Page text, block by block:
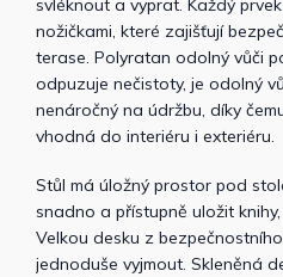
svléknout a vyprat. Každý
nožičkami, které zajišťují
terase. Polyratan odolný vůči
odpuzuje nečistoty, je odolný
nenáročný na údržbu, díky
vhodná do interiéru i exteriéru.
Stůl má úložný prostor pod
snadno a přístupně uložit
Velkou desku z
jednoduše vyjmout. Skleněná